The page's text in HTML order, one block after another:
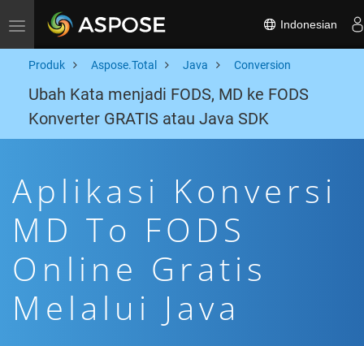
Toggle navigation Indonesian
Produk Aspose.Total Java Conversion
Ubah Kata menjadi FODS, MD ke FODS
Konverter GRATIS atau Java SDK
Aplikasi Konversi
MD To FODS
Online Gratis
Melalui Java